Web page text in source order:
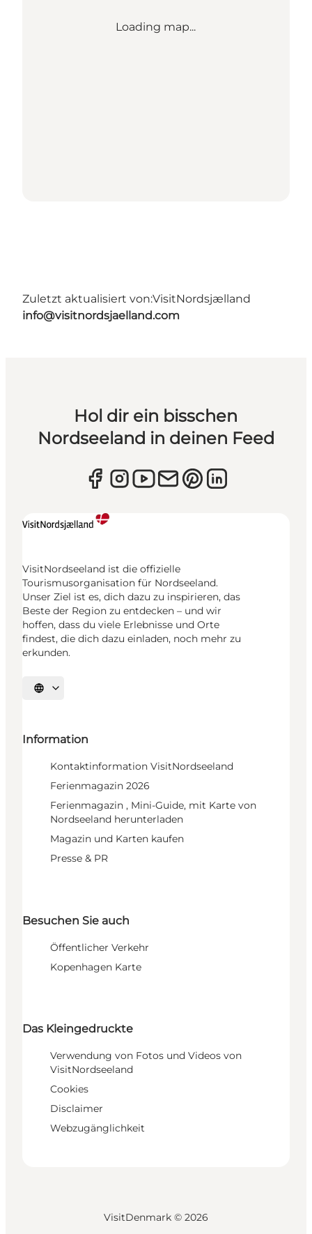
Loading map...
Zuletzt aktualisiert von:VisitNordsjælland
info@visitnordsjaelland.com
Hol dir ein bisschen
Nordseeland in deinen Feed
VisitNordseeland ist die offizielle
Tourismusorganisation für Nordseeland.
Unser Ziel ist es, dich dazu zu inspirieren, das
Beste der Region zu entdecken – und wir
hoffen, dass du viele Erlebnisse und Orte
findest, die dich dazu einladen, noch mehr zu
erkunden.
Sprache auswählen
Information
Kontaktinformation VisitNordseeland
Ferienmagazin 2026
Ferienmagazin , Mini-Guide, mit Karte von
Nordseeland herunterladen
Magazin und Karten kaufen
Presse & PR
Besuchen Sie auch
Öffentlicher Verkehr
Kopenhagen Karte
Das Kleingedruckte
Verwendung von Fotos und Videos von
VisitNordseeland
Cookies
Disclaimer
Webzugänglichkeit
VisitDenmark © 2026